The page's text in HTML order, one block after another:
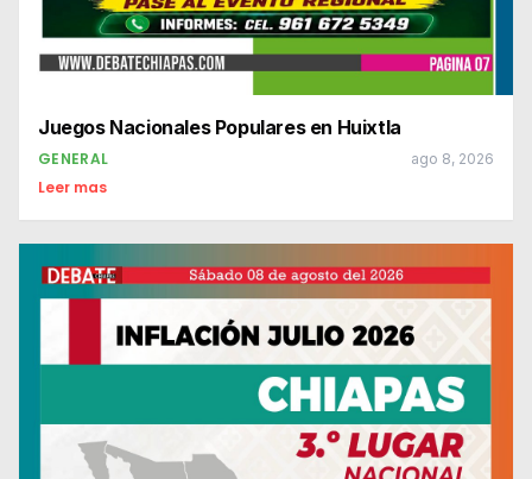
Juegos Nacionales Populares en Huixtla
GENERAL ago 8, 2026
Leer mas